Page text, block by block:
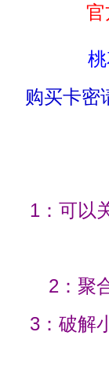
官
购买卡密
1：可以
2：聚
3：破解